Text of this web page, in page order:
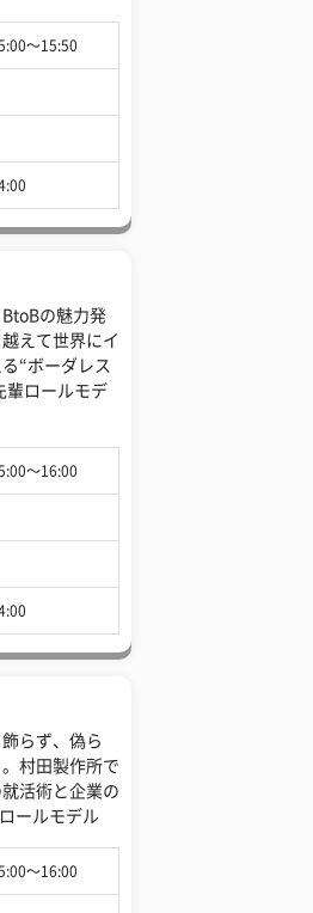
〜15:50
BtoBの魅力発
えて世界にイ
“ボーダレス
輩ロールモデ
〜16:00
飾らず、偽ら
村田製作所で
活術と企業の
ールモデル
〜16:00